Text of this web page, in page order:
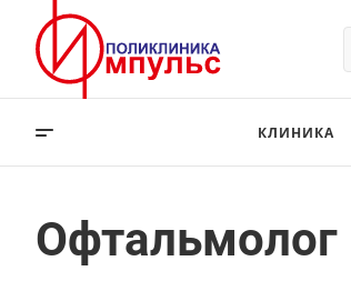
КЛИНИКА
Офтальмолог